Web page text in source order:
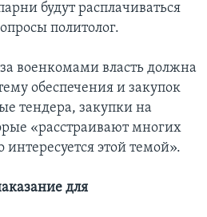
будут расплачиваться
политолог.
военкомами власть должна
обеспечения и закупок
тендера, закупки на
«расстраивают многих
интересуется этой темой».
для